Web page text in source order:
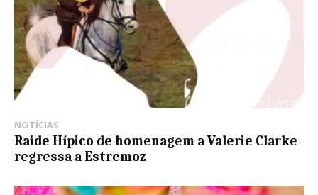
NOTÍCIAS
Raide Hípico de homenagem a Valerie Clarke
regressa a Estremoz